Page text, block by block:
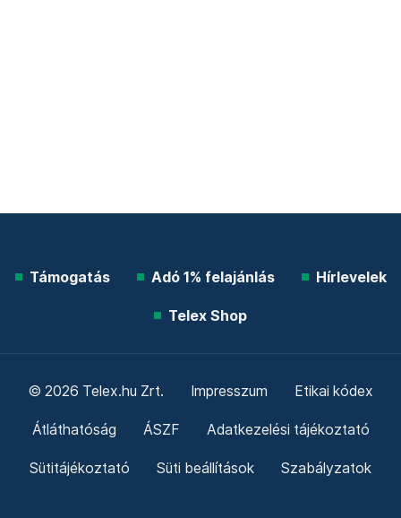
Támogatás Adó 1% felajánlás Hírlevelek
Telex Shop
© 2026 Telex.hu Zrt. Impresszum Etikai kódex
Átláthatóság ÁSZF Adatkezelési tájékoztató
Sütitájékoztató Süti beállítások Szabályzatok